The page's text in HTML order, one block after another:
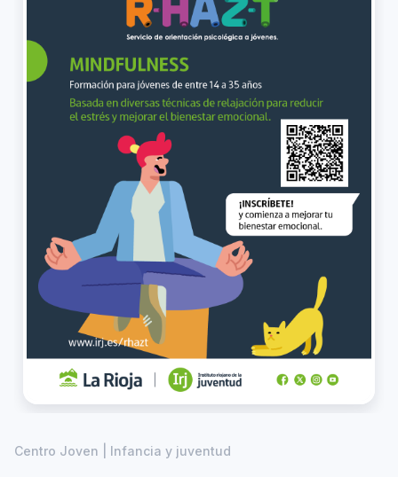
Centro Joven | Infancia y juventud